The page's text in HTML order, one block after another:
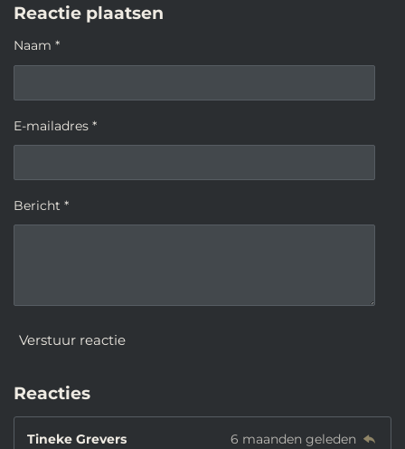
Reactie plaatsen
Naam *
E-mailadres *
Bericht *
Verstuur reactie
Reacties
Tineke Grevers
6 maanden geleden